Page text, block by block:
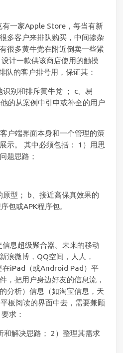
有一家Apple Store，每当有新
多客户来排队购买，中间掺杂
很多黄牛党在附近倒卖一些紧
计一款供该商店使用的触摸
队的客户排号用，保证其：
别和排斥黄牛党 ； c、易
的从案例中引申或补全的用户
户端界面本身和一个管理的策
示。 其中必须包括： 1）用思
题思路；
型； b、接近高保真效果的
包或APK程序包。
息超级聚合器。未来的移动
浪微博，QQ空间，人人，
在iPad（或Android Pad）平
，把用户身边好友的信息流，
分析）信息（如淘宝信息，天
板阅读的界面中去，需要兼顾
求：
和解决思路； 2）整理其需求